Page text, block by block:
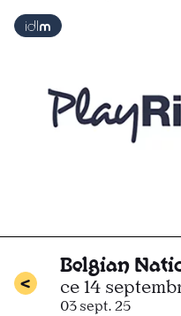
Belgian
ce 14
03 sept. 25